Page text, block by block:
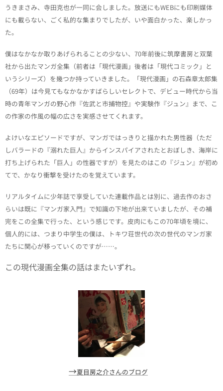
うきまさみ、寺田克也が一同に会しました。放送にもWEBにも印刷媒体
にも載らない、ごく私的な集まりでしたが、いや面白かった、楽しかっ
た。
僕はなかなか取りあげられることの少ない、70年前後に筑摩書房と双葉
社から出たマンガ全集（前者は「現代漫画」後者は「現代コミック」と
いうシリーズ）を幾つか持っていきました。「現代漫画」の石森章太郎集
（69年）は今見てもなかなかすばらしいセレクトで、デビュー時代から当
時の青年マンガの野心作『佐武と市捕物控』や実験作『ジュン』まで、こ
の作家の作風の幅の広さを実感させてくれます。
よけいなエピソードですが、マンガではっきりと描かれた男性器（ただ
しバラードの『溺れた巨人』からインスパイアされたとおぼしき、海岸に
打ち上げられた「巨人」の性器ですが）を見たのはこの『ジュン』が初め
てで、かなり衝撃を受けたのを覚えています。
リアルタイムに少年誌で享受していた連載作品とは別に、過去作のおさ
らいは既に『マンガ家入門』で知識の下地が出来ていましたが、その補
完をこの全集で行った、という感じです。皮肉にもこの70年頃を境に、
個人的には、つまり中学生の僕は、トキワ荘世代の次の世代のマンガ家
たちに関心が移っていくのですが……。
この現代漫画全集の話はまたいずれ。
→夏目房之介さんのブログ